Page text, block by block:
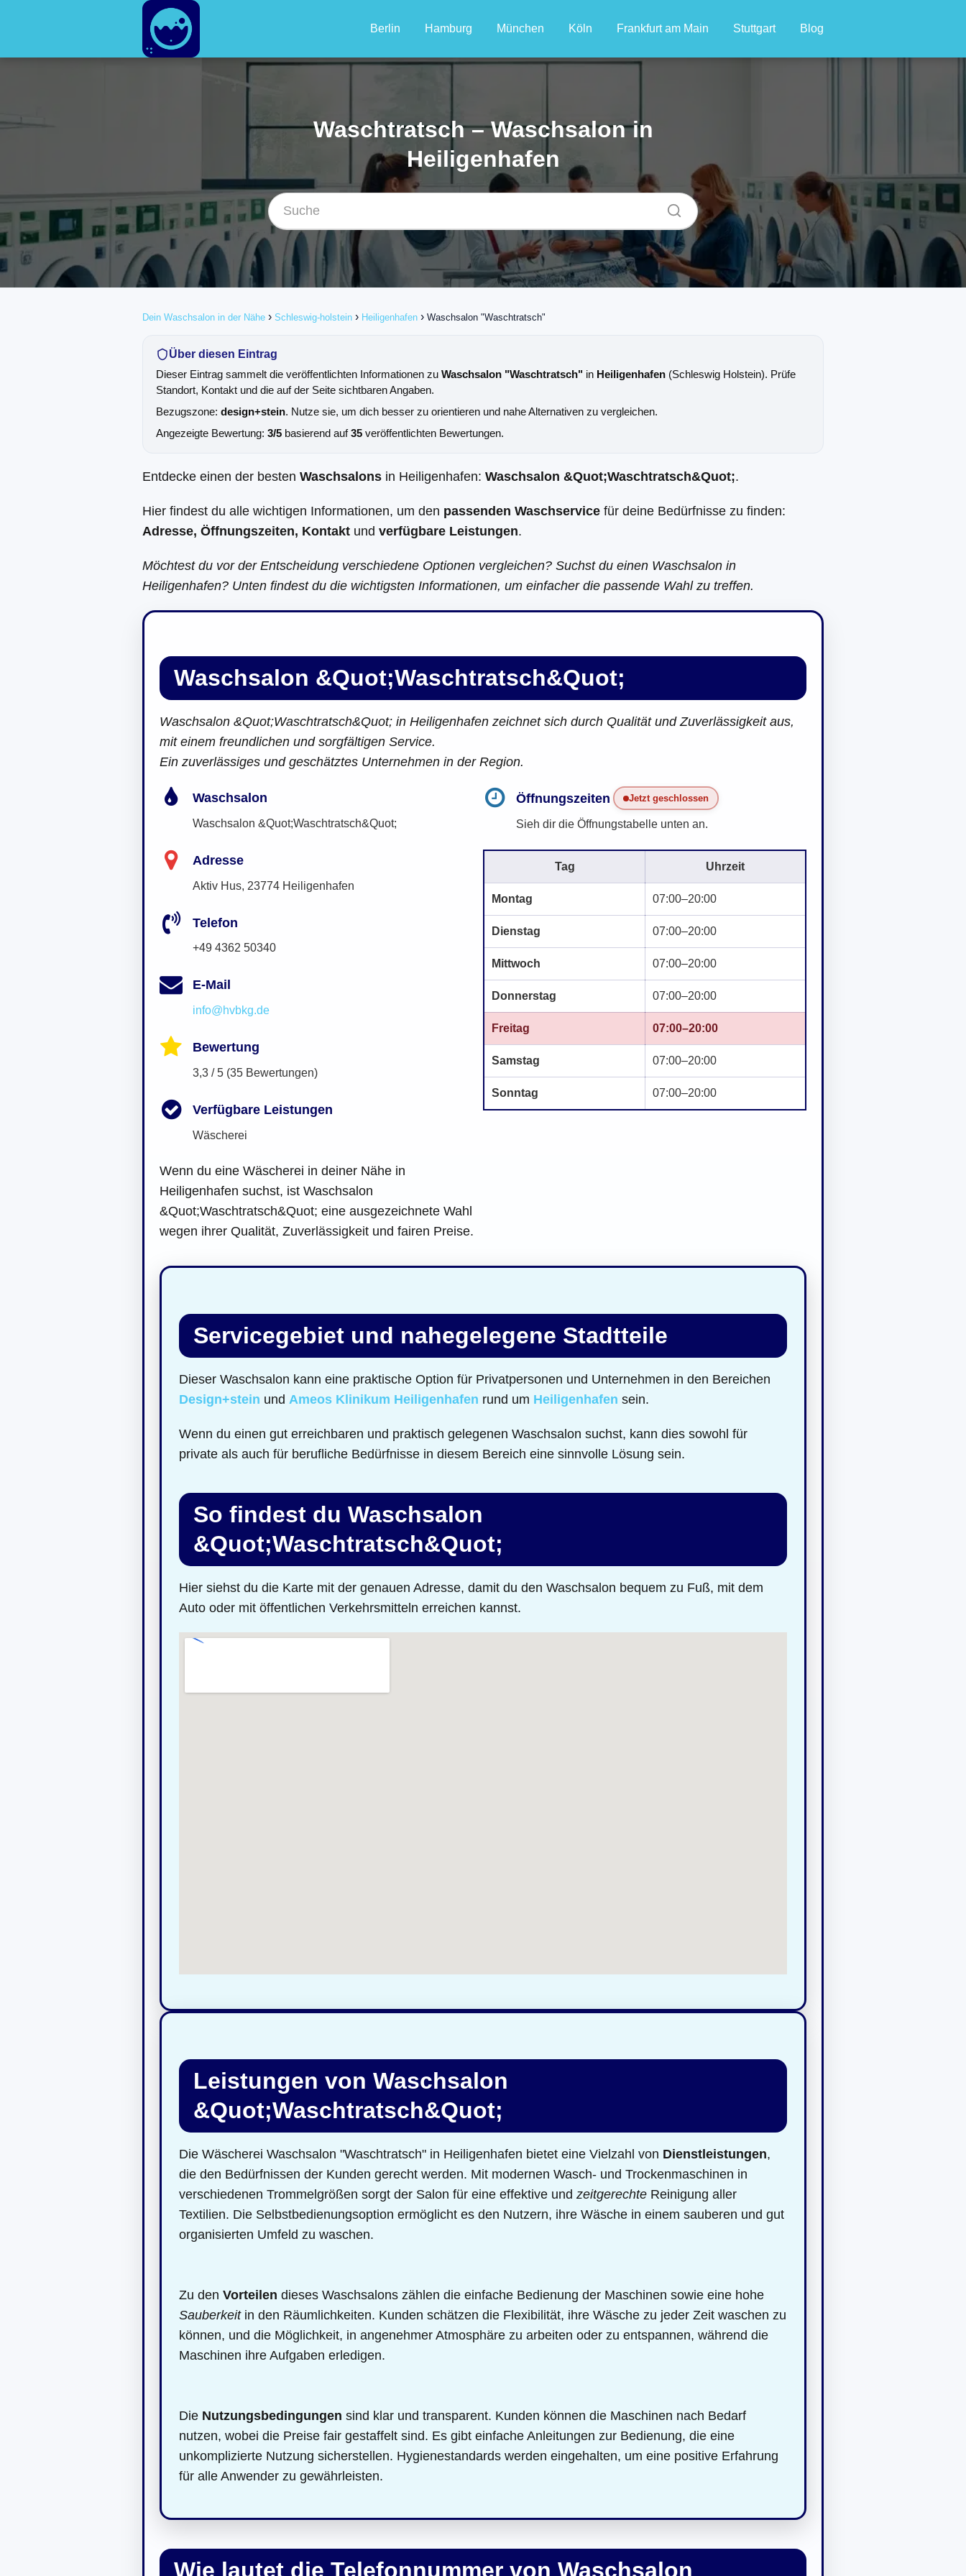
Berlin Hamburg München Köln Frankfurt am Main Stuttgart Blog
Waschtratsch – Waschsalon in
Heiligenhafen
Dein Waschsalon in der Nähe Schleswig-holstein Heiligenhafen Waschsalon "Waschtratsch"
Über diesen Eintrag
Dieser Eintrag sammelt die veröffentlichten Informationen zu Waschsalon "Waschtratsch" in Heiligenhafen (Schleswig Holstein). Prüfe
Standort, Kontakt und die auf der Seite sichtbaren Angaben.
Bezugszone: design+stein. Nutze sie, um dich besser zu orientieren und nahe Alternativen zu vergleichen.
Angezeigte Bewertung: 3/5 basierend auf35 veröffentlichten Bewertungen.
Entdecke einen der besten Waschsalons in Heiligenhafen: Waschsalon &Quot;Waschtratsch&Quot;.
Hier findest du alle wichtigen Informationen, um den passenden Waschservice für deine Bedürfnisse zu finden:
Adresse, Öffnungszeiten, Kontakt und verfügbare Leistungen.
Möchtest du vor der Entscheidung verschiedene Optionen vergleichen? Suchst du einen Waschsalon in
Heiligenhafen? Unten findest du die wichtigsten Informationen, um einfacher die passende Wahl zu treffen.
Waschsalon &Quot;Waschtratsch&Quot;
Waschsalon &Quot;Waschtratsch&Quot; in Heiligenhafen zeichnet sich durch Qualität und Zuverlässigkeit aus,
mit einem freundlichen und sorgfältigen Service.
Ein zuverlässiges und geschätztes Unternehmen in der Region.
Waschsalon
Waschsalon &Quot;Waschtratsch&Quot;
Adresse
Aktiv Hus, 23774 Heiligenhafen
Telefon
+49 4362 50340
E-Mail
info@hvbkg.de
Bewertung
3,3 / 5 (35 Bewertungen)
Verfügbare Leistungen
Wäscherei
Wenn du eine Wäscherei in deiner Nähe in
Heiligenhafen suchst, ist Waschsalon
&Quot;Waschtratsch&Quot; eine ausgezeichnete Wahl
wegen ihrer Qualität, Zuverlässigkeit und fairen Preise.
Öffnungszeiten Jetzt geschlossen
Sieh dir die Öffnungstabelle unten an.
Tag Uhrzeit
Montag 07:00–20:00
Dienstag 07:00–20:00
Mittwoch 07:00–20:00
Donnerstag 07:00–20:00
Freitag 07:00–20:00
Samstag 07:00–20:00
Sonntag 07:00–20:00
Servicegebiet und nahegelegene Stadtteile
Dieser Waschsalon kann eine praktische Option für Privatpersonen und Unternehmen in den Bereichen
Design+stein und Ameos Klinikum Heiligenhafen rund um Heiligenhafen sein.
Wenn du einen gut erreichbaren und praktisch gelegenen Waschsalon suchst, kann dies sowohl für
private als auch für berufliche Bedürfnisse in diesem Bereich eine sinnvolle Lösung sein.
So findest du Waschsalon
&Quot;Waschtratsch&Quot;
Hier siehst du die Karte mit der genauen Adresse, damit du den Waschsalon bequem zu Fuß, mit dem
Auto oder mit öffentlichen Verkehrsmitteln erreichen kannst.
Leistungen von Waschsalon
&Quot;Waschtratsch&Quot;
Die Wäscherei Waschsalon "Waschtratsch" in Heiligenhafen bietet eine Vielzahl von Dienstleistungen,
die den Bedürfnissen der Kunden gerecht werden. Mit modernen Wasch- und Trockenmaschinen in
verschiedenen Trommelgrößen sorgt der Salon für eine effektive und zeitgerechte Reinigung aller
Textilien. Die Selbstbedienungsoption ermöglicht es den Nutzern, ihre Wäsche in einem sauberen und gut
organisierten Umfeld zu waschen.
Zu den Vorteilen dieses Waschsalons zählen die einfache Bedienung der Maschinen sowie eine hohe
Sauberkeitin den Räumlichkeiten. Kunden schätzen die Flexibilität, ihre Wäsche zu jeder Zeit waschen zu
können, und die Möglichkeit, in angenehmer Atmosphäre zu arbeiten oder zu entspannen, während die
Maschinen ihre Aufgaben erledigen.
Die Nutzungsbedingungen sind klar und transparent. Kunden können die Maschinen nach Bedarf
nutzen, wobei die Preise fair gestaffelt sind. Es gibt einfache Anleitungen zur Bedienung, die eine
unkomplizierte Nutzung sicherstellen. Hygienestandards werden eingehalten, um eine positive Erfahrung
für alle Anwender zu gewährleisten.
Wie lautet die Telefonnummer von Waschsalon